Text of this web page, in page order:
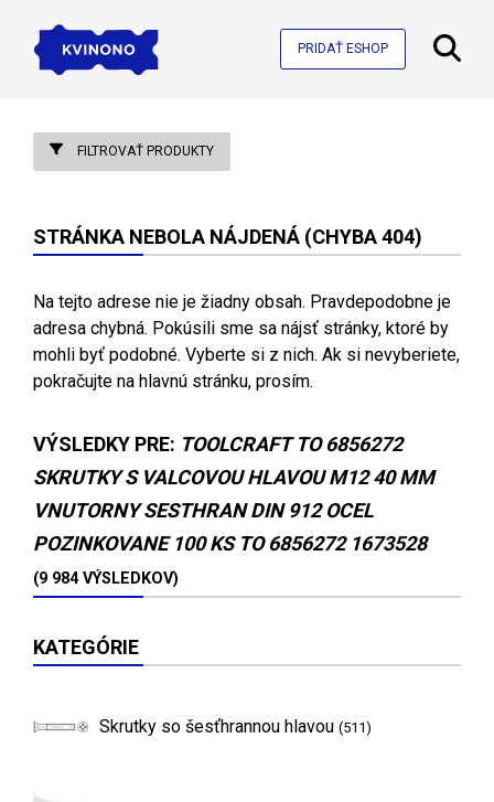
PRIDAŤ ESHOP
FILTROVAŤ PRODUKTY
STRÁNKA NEBOLA NÁJDENÁ (CHYBA 404)
Na tejto adrese nie je žiadny obsah. Pravdepodobne je
adresa chybná. Pokúsili sme sa nájsť stránky, ktoré by
mohli byť podobné. Vyberte si z nich. Ak si nevyberiete,
pokračujte na hlavnú stránku, prosím.
VÝSLEDKY PRE: TOOLCRAFT TO 6856272
SKRUTKY S VALCOVOU HLAVOU M12 40 MM
VNUTORNY SESTHRAN DIN 912 OCEL
POZINKOVANE 100 KS TO 6856272 1673528
(9 984 VÝSLEDKOV)
KATEGÓRIE
Skrutky so šesťhrannou hlavou (511)